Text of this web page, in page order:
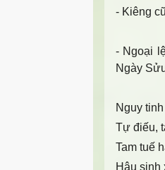
- Kiêng
- Ngoại
Ngày
Nguy
Tự điếu,
Tam tuế
Hậu sinh